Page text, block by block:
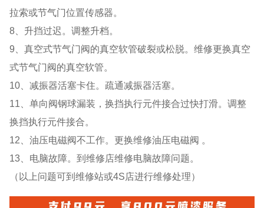
拉索或节气门位置传感器。
8、升挡过迟。调整升档。
9、真空式节气门阀的真空软管破裂或松脱。维修更换真空
式节气门阀的真空软管。
10、减振器活塞卡住。疏通减振器活塞。
11、单向阀钢球漏装，换挡执行元件接合过快打滑。调整
换挡执行元件接合。
12、油压电磁阀不工作。更换维修油压电磁阀 。
13、电脑故障。到维修店维修电脑故障问题。
（以上问题可到维修站或4S店进行维修处理）